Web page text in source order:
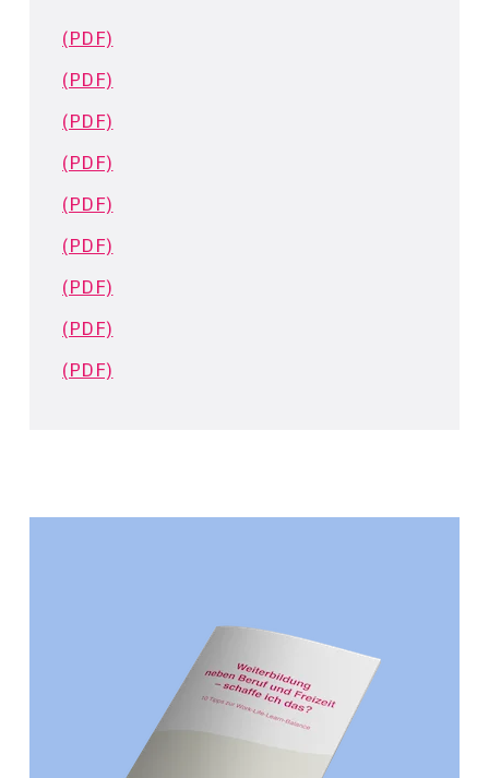
(PDF)
(PDF)
(PDF)
(PDF)
(PDF)
(PDF)
(PDF)
(PDF)
(PDF)